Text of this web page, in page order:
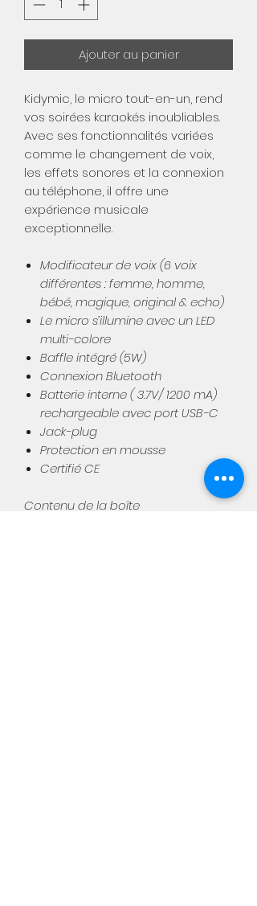
Ajouter au panier
Kidymic, le micro tout-en-un, rend
vos soirées karaokés inoubliables.
Avec ses fonctionnalités variées
comme le changement de voix,
les effets sonores et la connexion
au téléphone, il offre une
expérience musicale
exceptionnelle.
Modificateur de voix (6 voix
différentes : femme, homme,
bébé, magique, original & echo)
Le micro s’illumine avec un LED
multi-colore
Baffle intégré (5W)
Connexion Bluetooth
Batterie interne ( 3.7V/ 1200 mA)
rechargeable avec port USB-C
Jack-plug
Protection en mousse
Certifié CE
Contenu de la boîte